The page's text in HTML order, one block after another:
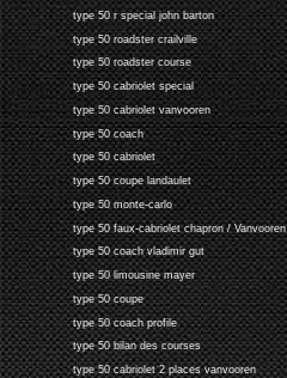
type 50 r special john barton
type 50 roadster crailville
type 50 roadster course
type 50 cabriolet special
type 50 cabriolet vanvooren
type 50 coach
type 50 cabriolet
type 50 coupe landaulet
type 50 monte-carlo
type 50 faux-cabriolet chapron / Vanvooren
type 50 coach vladimir gut
type 50 limousine mayer
type 50 coupe
type 50 coach profile
type 50 bilan des courses
type 50 cabriolet 2 places vanvooren